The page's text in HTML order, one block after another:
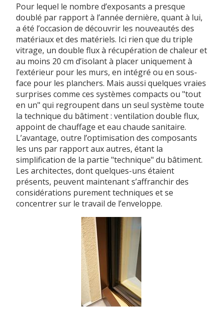
Pour lequel le nombre d’exposants a presque
doublé par rapport à l’année dernière, quant à lui,
a été l’occasion de découvrir les nouveautés des
matériaux et des matériels. Ici rien que du triple
vitrage, un double flux à récupération de chaleur et
au moins 20 cm d’isolant à placer uniquement à
l’extérieur pour les murs, en intégré ou en sous-
face pour les planchers. Mais aussi quelques vraies
surprises comme ces systèmes compacts ou "tout
en un" qui regroupent dans un seul système toute
la technique du bâtiment : ventilation double flux,
appoint de chauffage et eau chaude sanitaire.
L’avantage, outre l’optimisation des composants
les uns par rapport aux autres, étant la
simplification de la partie "technique" du bâtiment.
Les architectes, dont quelques-uns étaient
présents, peuvent maintenant s’affranchir des
considérations purement techniques et se
concentrer sur le travail de l’enveloppe.